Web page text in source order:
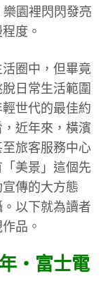
園裡閃閃發亮
度。
圈中，但畢竟
日常生活範圍
世代的最佳約
近年來，橫濱
旅客服務中心
美景」這個先
傳的大方態
以下就為讀者
品。
・富士電